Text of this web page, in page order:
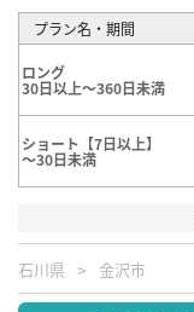
プラン名・期間
ロング
30日以上～360日未満
ショート【7日以上】
～30日未満
石川県 金沢市